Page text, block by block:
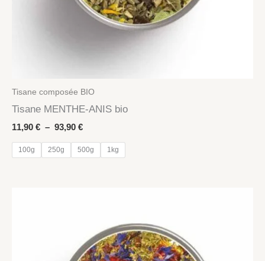
Tisane composée BIO
Tisane MENTHE-ANIS bio
11,90 € – 93,90 €Plage
prix :
11,90 €
100g 250g 500g 1kg